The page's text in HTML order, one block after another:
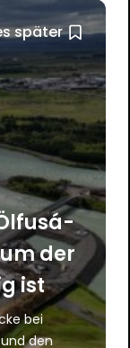
später
der
ist
bei
den